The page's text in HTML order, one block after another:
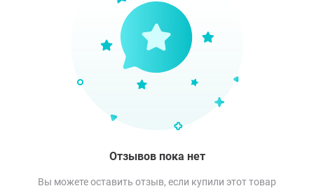
Отзывов пока нет
Вы можете оставить отзыв, если купили этот товар